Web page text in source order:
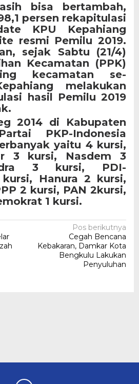
bisa bertambah,
persen rekapitulasi
KPU Kepahiang
resmi Pemilu 2019.
sejak Sabtu (21/4)
Kecamatan (PPK)
kecamatan se-
melakukan
hasil Pemilu 2019
2014 di Kabupaten
PKP-Indonesia
yaitu 4 kursi,
3 kursi, Nasdem 3
3 kursi, PDI-
Hanura 2 kursi,
2 kursi, PAN 2kursi,
1 kursi.
Pos berikutnya
Cegah Bencana
Kebakaran, Damkar Kota
Bengkulu Lakukan
Penyuluhan